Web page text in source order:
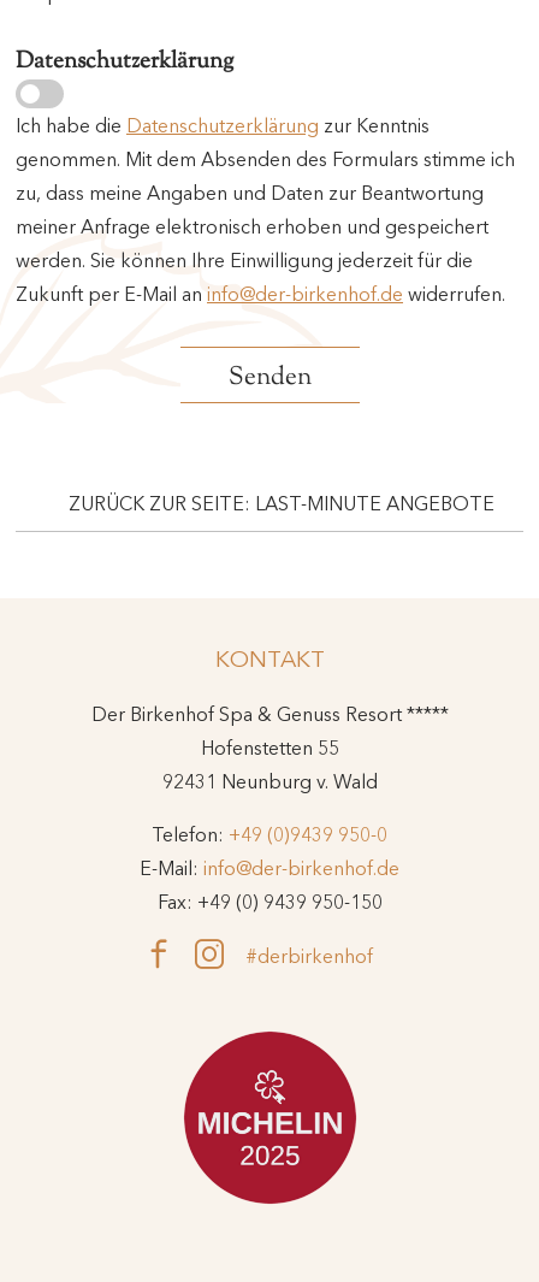
Datenschutzerklärung
Ich habe die Datenschutzerklärung zur Kenntnis
genommen. Mit dem Absenden des Formulars stimme ich
zu, dass meine Angaben und Daten zur Beantwortung
meiner Anfrage elektronisch erhoben und gespeichert
werden. Sie können Ihre Einwilligung jederzeit für die
Zukunft per E-Mail an info@der-birkenhof.de widerrufen.
ZURÜCK ZUR SEITE: LAST-MINUTE ANGEBOTE
KONTAKT
Der Birkenhof Spa & Genuss Resort *****
Hofenstetten 55
92431 Neunburg v. Wald
Telefon: +49 (0)9439 950-0
E-Mail: info@der-birkenhof.de
Fax: +49 (0) 9439 950-150
#derbirkenhof